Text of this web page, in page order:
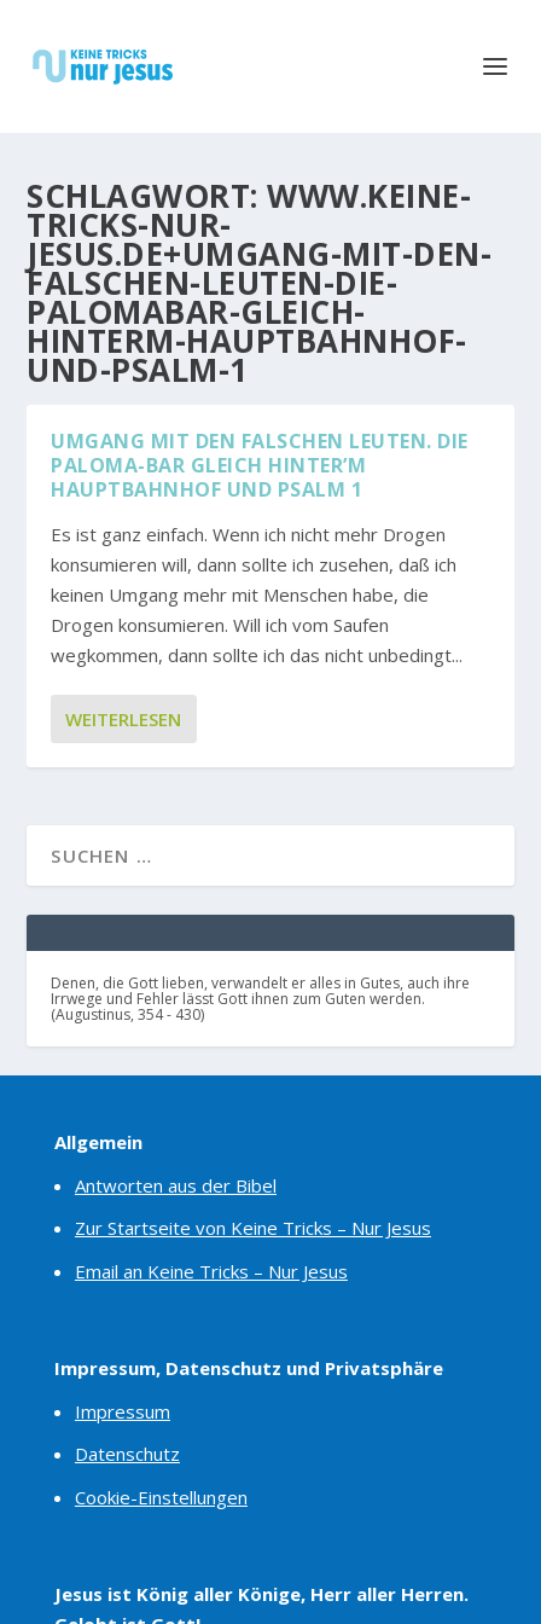
SCHLAGWORT:WWW.KEINE-
TRICKS-NUR-
JESUS.DE+UMGANG-MIT-DEN-
FALSCHEN-LEUTEN-DIE-
PALOMABAR-GLEICH-
HINTERM-HAUPTBAHNHOF-
UND-PSALM-1
UMGANG MIT DEN FALSCHEN LEUTEN. DIE
PALOMA-BAR GLEICH HINTER’M
HAUPTBAHNHOF UND PSALM 1
Es ist ganz einfach. Wenn ich nicht mehr Drogen
konsumieren will, dann sollte ich zusehen, daß ich
keinen Umgang mehr mit Menschen habe, die
Drogen konsumieren. Will ich vom Saufen
wegkommen, dann sollte ich das nicht unbedingt...
WEITERLESEN
Denen, die Gott lieben, verwandelt er alles in Gutes, auch ihre
Irrwege und Fehler lässt Gott ihnen zum Guten werden.
(Augustinus, 354 - 430)
Allgemein
Antworten aus der Bibel
Zur Startseite von Keine Tricks – Nur Jesus
Email an Keine Tricks – Nur Jesus
Impressum, Datenschutz und Privatsphäre
Impressum
Datenschutz
Cookie-Einstellungen
Jesus ist König aller Könige, Herr aller Herren.